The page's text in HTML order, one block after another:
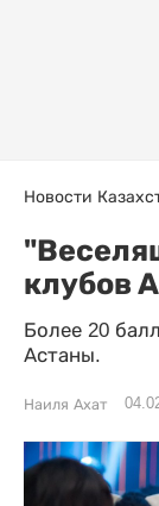
Новости
клубов
Более 20
Астаны.
Наиля Ахат